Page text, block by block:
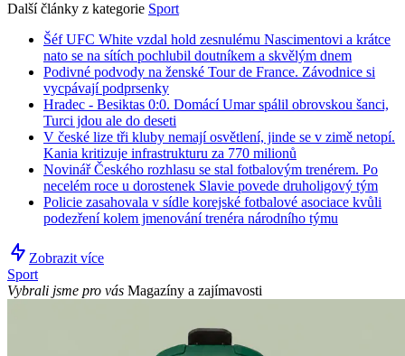
Další články z kategorie Sport
Šéf UFC White vzdal hold zesnulému Nascimentovi a krátce
nato se na sítích pochlubil doutníkem a skvělým dnem
Podivné podvody na ženské Tour de France. Závodnice si
vycpávají podprsenky
Hradec - Besiktas 0:0. Domácí Umar spálil obrovskou šanci,
Turci jdou ale do deseti
V české lize tři kluby nemají osvětlení, jinde se v zimě netopí.
Kania kritizuje infrastrukturu za 770 milionů
Novinář Českého rozhlasu se stal fotbalovým trenérem. Po
necelém roce u dorostenek Slavie povede druholigový tým
Policie zasahovala v sídle korejské fotbalové asociace kvůli
podezření kolem jmenování trenéra národního týmu
Zobrazit více
Sport
Vybrali jsme pro vás Magazíny a zajímavosti